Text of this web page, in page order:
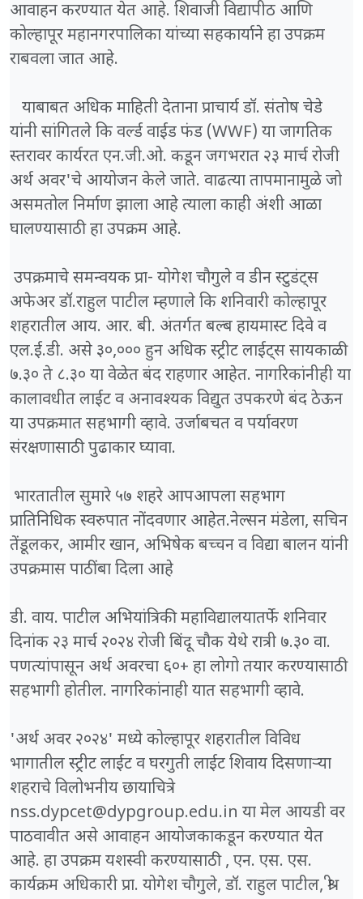
आवाहन करण्यात येत आहे. शिवाजी विद्यापीठ आणि
कोल्हापूर महानगरपालिका यांच्या सहकार्याने हा उपक्रम
राबवला जात आहे.
याबाबत अधिक माहिती देताना प्राचार्य डॉ. संतोष चेडे
यांनी सांगितले कि वर्ल्ड वाईड फंड (WWF) या जागतिक
स्तरावर कार्यरत एन.जी.ओ. कडून जगभरात २३ मार्च रोजी
अर्थ अवर'चे आयोजन केले जाते. वाढत्या तापमानामुळे जो
असमतोल निर्माण झाला आहे त्याला काही अंशी आळा
घालण्यासाठी हा उपक्रम आहे.
उपक्रमाचे समन्वयक प्रा- योगेश चौगुले व डीन स्टुडंट्स
अफेअर डॉ.राहुल पाटील म्हणाले कि शनिवारी कोल्हापूर
शहरातील आय. आर. बी. अंतर्गत बल्ब हायमास्ट दिवे व
एल.ई.डी. असे ३०,००० हुन अधिक स्ट्रीट लाईट्स सायकाळी
७.३० ते ८.३० या वेळेत बंद राहणार आहेत. नागरिकांनीही या
कालावधीत लाईट व अनावश्यक विद्युत उपकरणे बंद ठेऊन
या उपक्रमात सहभागी व्हावे. उर्जाबचत व पर्यावरण
संरक्षणासाठी पुढाकार घ्यावा.
भारतातील सुमारे ५७ शहरे आपआपला सहभाग
प्रातिनिधिक स्वरुपात नोंदवणार आहेत.नेल्सन मंडेला, सचिन
तेंडूलकर, आमीर खान, अभिषेक बच्चन व विद्या बालन यांनी
उपक्रमास पाठींबा दिला आहे
डी. वाय. पाटील अभियांत्रिकी महाविद्यालयातर्फे शनिवार
दिनांक २३ मार्च २०२४ रोजी बिंदू चौक येथे रात्री ७.३० वा.
पणत्यांपासून अर्थ अवरचा ६०+ हा लोगो तयार करण्यासाठी
सहभागी होतील. नागरिकांनाही यात सहभागी व्हावे.
'अर्थ अवर २०२४' मध्ये कोल्हापूर शहरातील विविध
भागातील स्ट्रीट लाईट व घरगुती लाईट शिवाय दिसणाऱ्या
शहराचे विलोभनीय छायाचित्रे
nss.dypcet@dypgroup.edu.in या मेल आयडी वर
पाठवावीत असे आवाहन आयोजकाकडून करण्यात येत
आहे. हा उपक्रम यशस्वी करण्यासाठी , एन. एस. एस.
कार्यक्रम अधिकारी प्रा. योगेश चौगुले, डॉ. राहुल पाटील, श्री